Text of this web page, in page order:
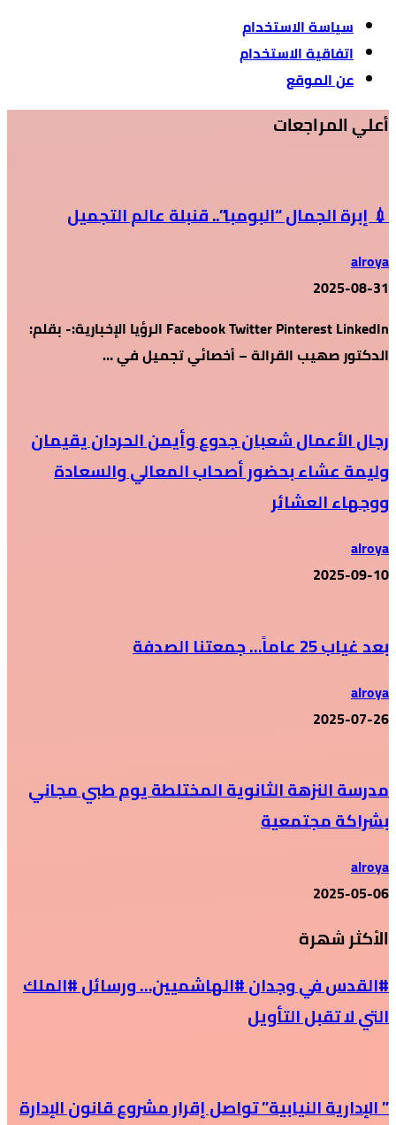
سياسة الاستخدام
اتفاقية الاستخدام
عن الموقع
أعلي المراجعات
💉 إبرة الجمال “البومبا”.. قنبلة عالم التجميل
alroya
2025-08-31
Facebook Twitter Pinterest LinkedIn الرؤيا الإخبارية:- بقلم:
الدكتور صهيب القرالة – أخصائي تجميل في …
رجال الأعمال شعبان جدوع وأيمن الحردان يقيمان
وليمة عشاء بحضور أصحاب المعالي والسعادة
ووجهاء العشائر
alroya
2025-09-10
بعد غياب 25 عاماً… جمعتنا الصدفة
alroya
2025-07-26
مدرسة النزهة الثانوية المختلطة يوم طبي مجاني
بشراكة مجتمعية
alroya
2025-05-06
الأكثر شهرة
#القدس في وجدان #الهاشميين… ورسائل #الملك
التي لا تقبل التأويل
” الإدارية النيابية” تواصل إقرار مشروع قانون الإدارة